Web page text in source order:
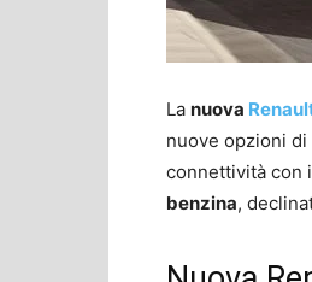
La nuova
nuove opzioni
connettività con
benzina,